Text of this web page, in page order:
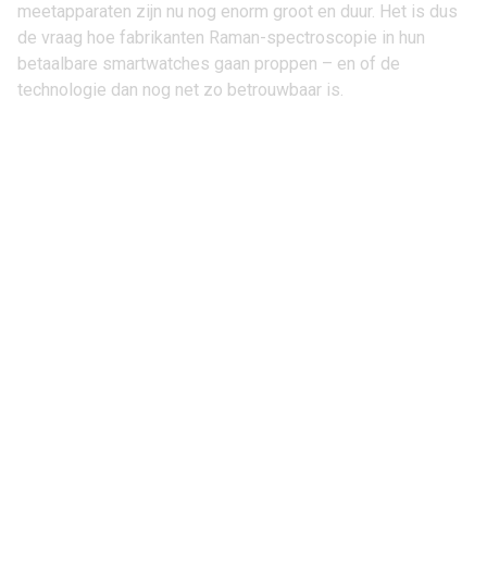
meetapparaten zijn nu nog enorm groot en duur. Het is dus
de vraag hoe fabrikanten Raman-spectroscopie in hun
betaalbare smartwatches gaan proppen – en of de
technologie dan nog net zo betrouwbaar is.